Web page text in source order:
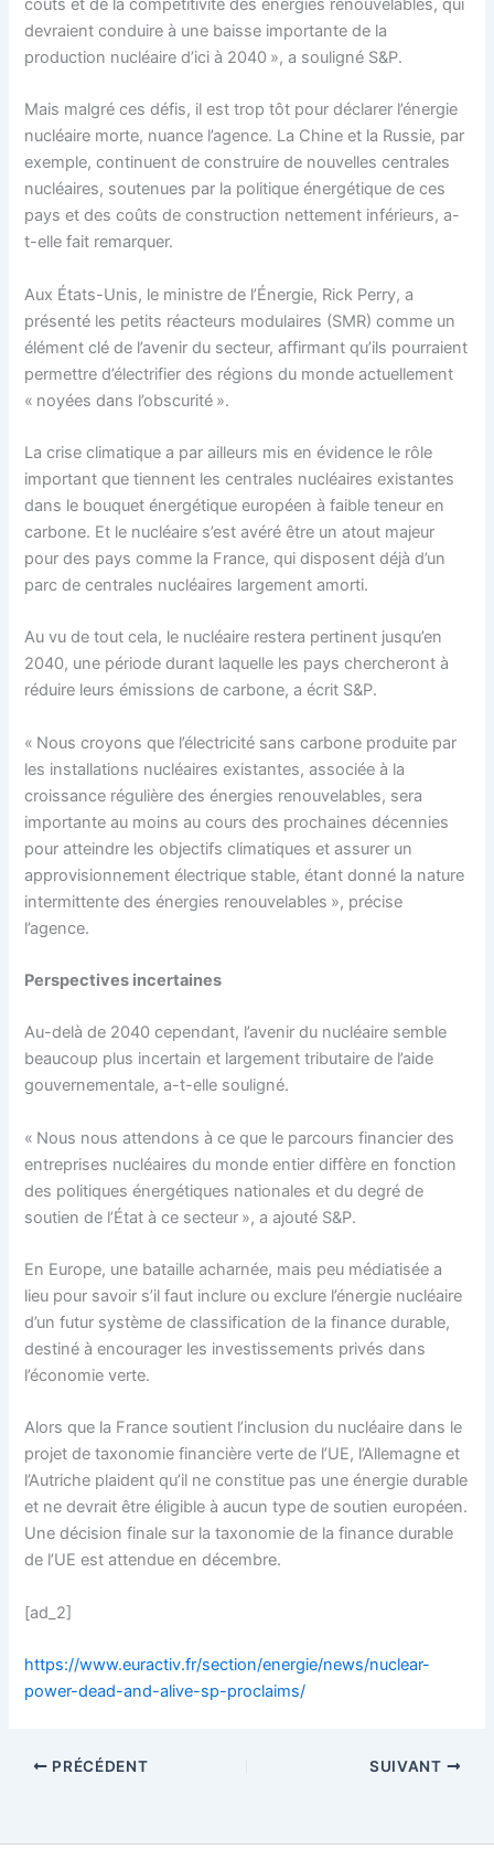
coûts et de la compétitivité des énergies renouvelables, qui
devraient conduire à une baisse importante de la
production nucléaire d’ici à 2040 », a souligné S&P.
Mais malgré ces défis, il est trop tôt pour déclarer l’énergie
nucléaire morte, nuance l’agence. La Chine et la Russie, par
exemple, continuent de construire de nouvelles centrales
nucléaires, soutenues par la politique énergétique de ces
pays et des coûts de construction nettement inférieurs, a-
t-elle fait remarquer.
Aux États-Unis, le ministre de l’Énergie, Rick Perry, a
présenté les petits réacteurs modulaires (SMR) comme un
élément clé de l’avenir du secteur, affirmant qu’ils pourraient
permettre d’électrifier des régions du monde actuellement
« noyées dans l’obscurité ».
La crise climatique a par ailleurs mis en évidence le rôle
important que tiennent les centrales nucléaires existantes
dans le bouquet énergétique européen à faible teneur en
carbone. Et le nucléaire s’est avéré être un atout majeur
pour des pays comme la France, qui disposent déjà d’un
parc de centrales nucléaires largement amorti.
Au vu de tout cela, le nucléaire restera pertinent jusqu’en
2040, une période durant laquelle les pays chercheront à
réduire leurs émissions de carbone, a écrit S&P.
« Nous croyons que l’électricité sans carbone produite par
les installations nucléaires existantes, associée à la
croissance régulière des énergies renouvelables, sera
importante au moins au cours des prochaines décennies
pour atteindre les objectifs climatiques et assurer un
approvisionnement électrique stable, étant donné la nature
intermittente des énergies renouvelables », précise
l’agence.
Perspectives incertaines
Au-delà de 2040 cependant, l’avenir du nucléaire semble
beaucoup plus incertain et largement tributaire de l’aide
gouvernementale, a-t-elle souligné.
« Nous nous attendons à ce que le parcours financier des
entreprises nucléaires du monde entier diffère en fonction
des politiques énergétiques nationales et du degré de
soutien de l’État à ce secteur », a ajouté S&P.
En Europe, une bataille acharnée, mais peu médiatisée a
lieu pour savoir s’il faut inclure ou exclure l’énergie nucléaire
d’un futur système de classification de la finance durable,
destiné à encourager les investissements privés dans
l’économie verte.
Alors que la France soutient l’inclusion du nucléaire dans le
projet de taxonomie financière verte de l’UE, l’Allemagne et
l’Autriche plaident qu’il ne constitue pas une énergie durable
et ne devrait être éligible à aucun type de soutien européen.
Une décision finale sur la taxonomie de la finance durable
de l’UE est attendue en décembre.
[ad_2]
https://www.euractiv.fr/section/energie/news/nuclear-
power-dead-and-alive-sp-proclaims/
PRÉCÉDENT SUIVANT